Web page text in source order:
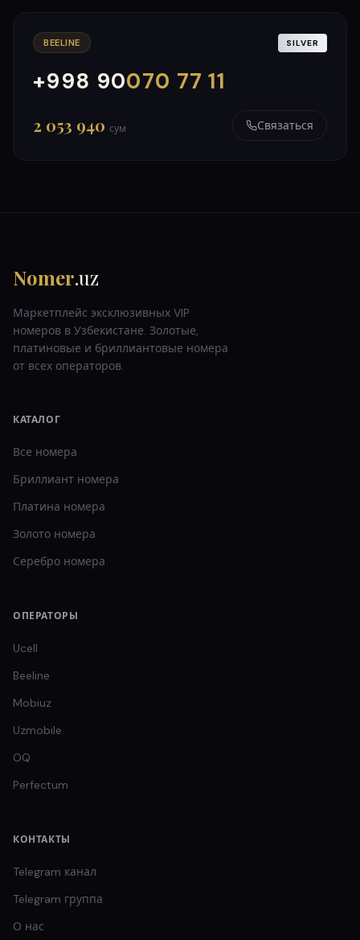
BEELINE SILVER
+998 90070 77 11
000
999
2 053 940 сум Связаться
Nomer.uz
Маркетплейс эксклюзивных VIP
номеров в Узбекистане. Золотые,
платиновые и бриллиантовые номера
от всех операторов.
КАТАЛОГ
Все номера
Бриллиант номера
Платина номера
Золото номера
Серебро номера
ОПЕРАТОРЫ
Ucell
Beeline
Mobiuz
Uzmobile
OQ
Perfectum
КОНТАКТЫ
Telegram канал
Telegram группа
О нас